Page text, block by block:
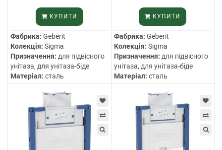
КУПИТИ
Фабрика: Geberit
Колекція: Sigma
Призначення: для підвісного
унітаза, для унітаза-біде
Матеріал: сталь
КУПИТИ
Фабрика: Geberit
Колекція: Sigma
Призначення: для підвісного
унітаза, для унітаза-біде
Матеріал: сталь